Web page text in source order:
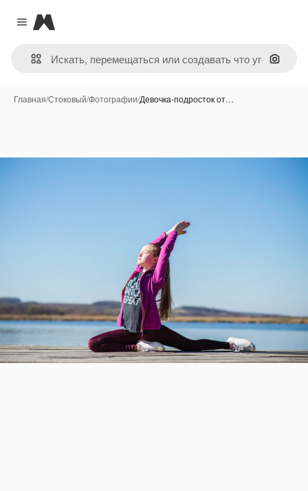
Close menu
Magnific
Поиск
Главная/Стоковый/Фотографии/Девочка-подросток от…